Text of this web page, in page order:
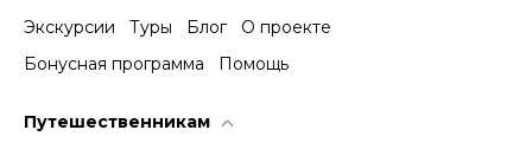
Экскурсии Туры Блог
О проекте
Бонусная программа
Помощь
Путешественникам